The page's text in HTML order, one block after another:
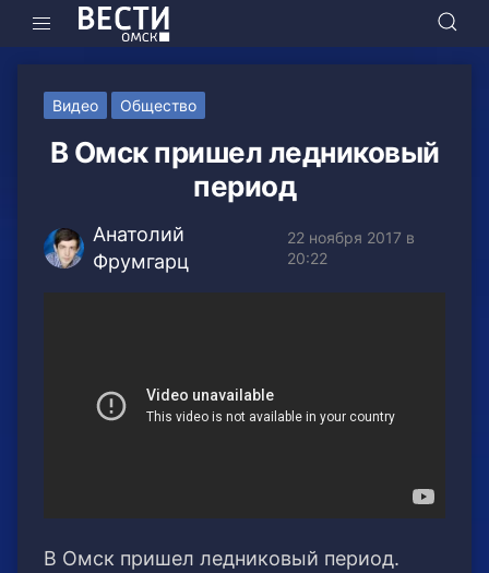
Видео Общество
В Омск пришел ледниковый
период
Анатолий
Фрумгарц
22 ноября 2017 в
20:22
В Омск пришел ледниковый период.